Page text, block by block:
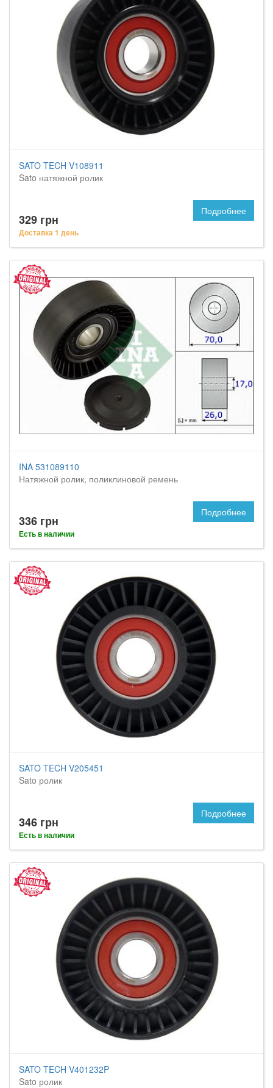
SATO TECH V108911
Sato натяжной ролик
329 грн
Доставка 1 день
Подробнее
INA 531089110
Натяжной ролик, поликлиновой ремень
336 грн
Есть в наличии
Подробнее
SATO TECH V205451
Sato ролик
346 грн
Есть в наличии
Подробнее
SATO TECH V401232P
Sato ролик